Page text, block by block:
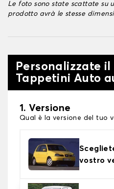
Le foto sono state scattate su
prodotto avrà le stesse
Personalizzate
Tappetini Auto
1. Versione
Qual è la versione del tuo
vostro